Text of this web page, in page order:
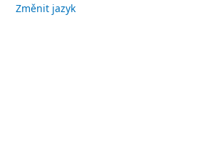
Změnit jazyk